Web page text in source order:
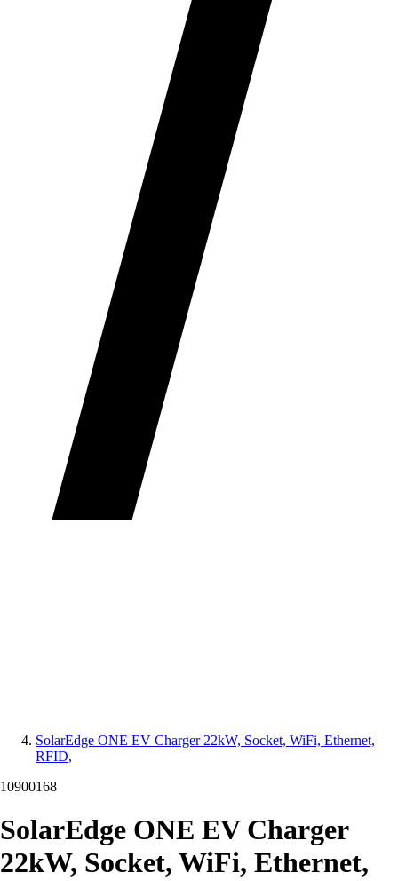
SolarEdge ONE EV Charger 22kW, Socket, WiFi, Ethernet,
RFID,
10900168
SolarEdge ONE EV Charger
22kW, Socket, WiFi, Ethernet,